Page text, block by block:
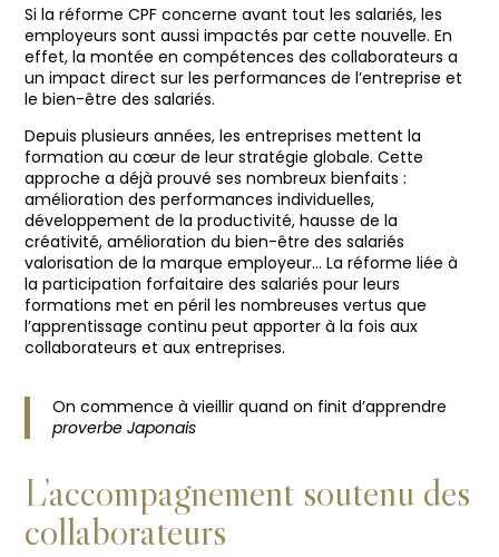
Si la réforme CPF concerne avant tout les salariés, les
employeurs sont aussi impactés par cette nouvelle. En
effet, la montée en compétences des collaborateurs a
un impact direct sur les performances de l’entreprise et
le bien-être des salariés.
Depuis plusieurs années, les entreprises mettent la
formation au cœur de leur stratégie globale. Cette
approche a déjà prouvé ses nombreux bienfaits :
amélioration des performances individuelles,
développement de la productivité, hausse de la
créativité, amélioration du bien-être des salariés
valorisation de la marque employeur… La réforme liée à
la participation forfaitaire des salariés pour leurs
formations met en péril les nombreuses vertus que
l’apprentissage continu peut apporter à la fois aux
collaborateurs et aux entreprises.
On commence à vieillir quand on finit d’apprendre
proverbe Japonais
L’accompagnement soutenu des
collaborateurs